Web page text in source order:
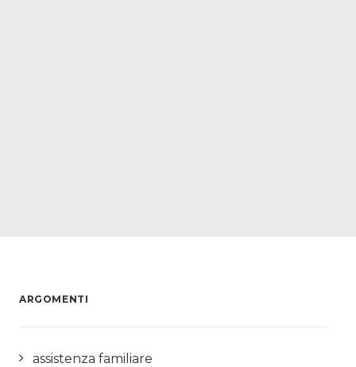
ARGOMENTI
assistenza familiare